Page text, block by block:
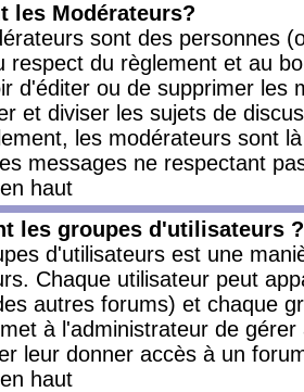
les Modérateurs?
sont des personnes
respect du règlement et au
d'éditer ou de supprimer les
et diviser les sujets de
les modérateurs sont
messages ne respectant
haut
les groupes d'utilisateurs ?
d'utilisateurs est une
Chaque utilisateur peut
autres forums) et chaque
à l'administrateur de
leur donner accès à un
haut